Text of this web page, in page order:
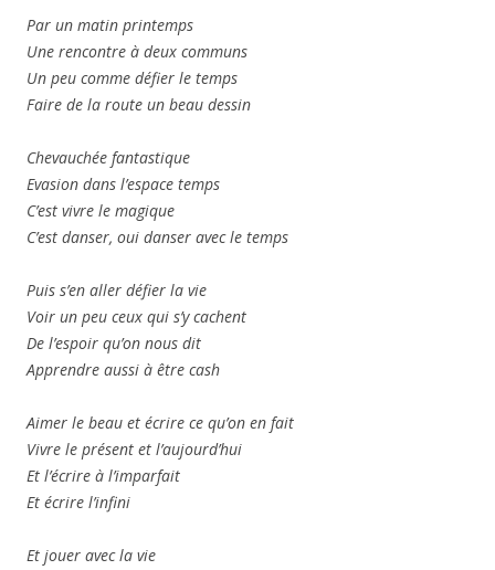
Par un matin printemps
Une rencontre à deux communs
Un peu comme défier le temps
Faire de la route un beau dessin
Chevauchée fantastique
Evasion dans l’espace temps
C’est vivre le magique
C’est danser, oui danser avec le temps
Puis s’en aller défier la vie
Voir un peu ceux qui s’y cachent
De l’espoir qu’on nous dit
Apprendre aussi à être cash
Aimer le beau et écrire ce qu’on en fait
Vivre le présent et l’aujourd’hui
Et l’écrire à l’imparfait
Et écrire l’infini
Et jouer avec la vie